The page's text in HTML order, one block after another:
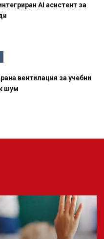
AI асистент за
вентилация за учебни
шум